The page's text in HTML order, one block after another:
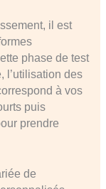
il est
phase de test
l’utilisation des
à vos
puis
prendre
de